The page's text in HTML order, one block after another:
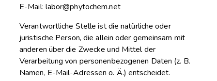
E-Mail: labor@phytochem.net
Verantwortliche Stelle ist die natürliche oder
juristische Person, die allein oder gemeinsam mit
anderen über die Zwecke und Mittel der
Verarbeitung von personenbezogenen Daten (z. B.
Namen, E-Mail-Adressen o. Ä.) entscheidet.